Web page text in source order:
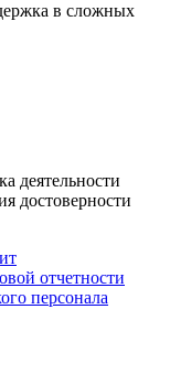
в сложных
деятельности
достоверности
отчетности
персонала